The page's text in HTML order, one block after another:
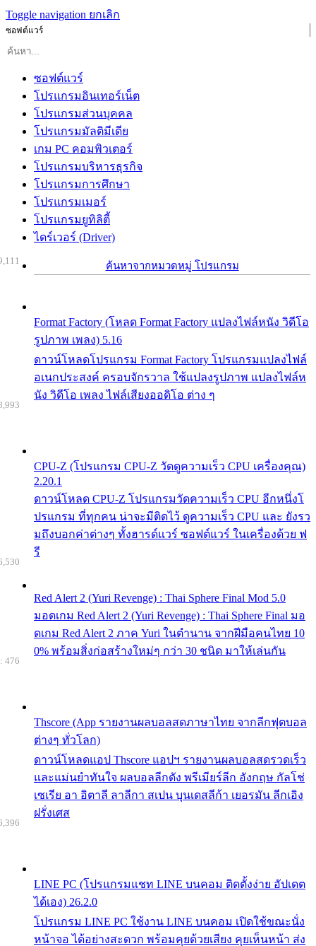
Toggle navigation ยกเลิก
ซอฟต์แวร์
ซอฟต์แวร์
โปรแกรมอินเทอร์เน็ต
โปรแกรมส่วนบุคคล
โปรแกรมมัลติมีเดีย
เกม PC คอมพิวเตอร์
โปรแกรมบริหารธุรกิจ
โปรแกรมการศึกษา
โปรแกรมเมอร์
โปรแกรมยูทิลิตี้
ไดร์เวอร์ (Driver)
ค้นหาจากหมวดหมู่ โปรแกรม
Format Factory (โหลด Format Factory แปลงไฟล์หนัง วิดีโอ
รูปภาพ เพลง) 5.16
ดาวน์โหลดโปรแกรม Format Factory โปรแกรมแปลงไฟล์
อเนกประสงค์ ครอบจักรวาล ใช้แปลงรูปภาพ แปลงไฟล์ห
นัง วิดีโอ เพลง ไฟล์เสียงออดิโอ ต่าง ๆ
CPU-Z (โปรแกรม CPU-Z วัดดูความเร็ว CPU เครื่องคุณ)
2.20.1
ดาวน์โหลด CPU-Z โปรแกรมวัดความเร็ว CPU อีกหนึ่งโ
ปรแกรม ที่ทุกคน น่าจะมีติดไว้ ดูความเร็ว CPU และ ยังรว
มถึงบอกค่าต่างๆ ทั้งฮารด์แวร์ ซอฟต์แวร์ ในเครื่องด้วย ฟ
รี
Red Alert 2 (Yuri Revenge) : Thai Sphere Final Mod 5.0
มอดเกม Red Alert 2 (Yuri Revenge) : Thai Sphere Final มอ
ดเกม Red Alert 2 ภาค Yuri ในตำนาน จากฝีมือคนไทย 10
0% พร้อมสิ่งก่อสร้างใหม่ๆ กว่า 30 ชนิด มาให้เล่นกัน
Thscore (App รายงานผลบอลสดภาษาไทย จากลีกฟุตบอล
ต่างๆ ทั่วโลก)
ดาวน์โหลดแอป Thscore แอปฯ รายงานผลบอลสดรวดเร็ว
และแม่นยำทันใจ ผลบอลลีกดัง พรีเมียร์ลีก อังกฤษ กัลโช่
เซเรีย อา อิตาลี ลาลีกา สเปน บุนเดสลีก้า เยอรมัน ลีกเอิง
ฝรั่งเศส
476
LINE PC (โปรแกรมแชท LINE บนคอม ติดตั้งง่าย อัปเดต
ได้เอง) 26.2.0
โปรแกรม LINE PC ใช้งาน LINE บนคอม เปิดใช้ขณะนั่ง
หน้าจอ ได้อย่างสะดวก พร้อมคุยด้วยเสียง คุยเห็นหน้า ส่ง